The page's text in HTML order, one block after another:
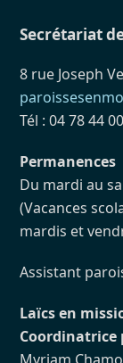
Secrétariat
8 rue Joseph
Tél : 04 78 44
Permanences
Du mardi au
(Vacances
mardis et
Assistant
Laïcs en
Coordinatrice